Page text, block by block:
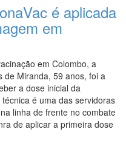
é aplicada
em
em Colombo, a
de Miranda, 59 anos, foi a
a dose inicial da
é uma das servidoras
linha de frente no combate
de aplicar a primeira dose